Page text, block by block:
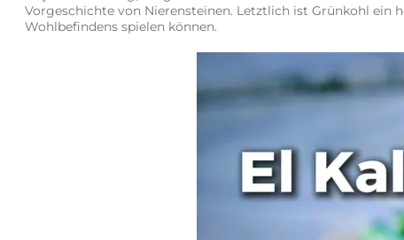
Vorgeschichte von Nierensteinen. Letztlich ist Grünkohl ein
Wohlbefindens spielen können.